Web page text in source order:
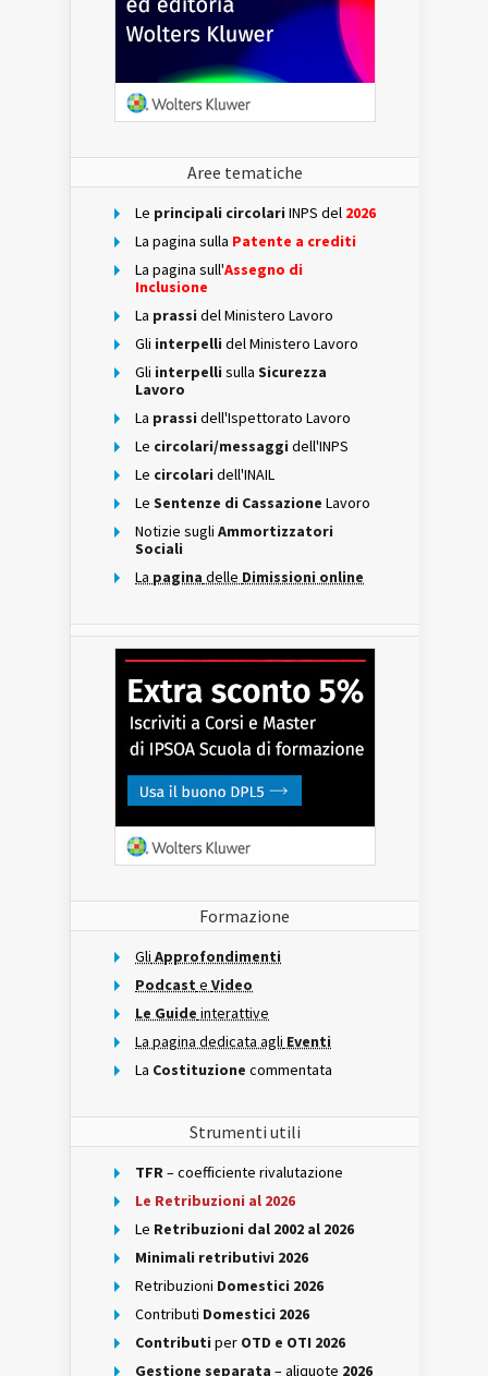
Aree tematiche
Le principali circolari INPS del 2026
La pagina sulla Patente a crediti
La pagina sull'Assegno di
Inclusione
La prassi del Ministero Lavoro
Gli interpelli del Ministero Lavoro
Gli interpelli sulla Sicurezza
Lavoro
La prassi dell'Ispettorato Lavoro
Le circolari/messaggi dell'INPS
Le circolari dell'INAIL
Le Sentenze di Cassazione Lavoro
Notizie sugli Ammortizzatori
Sociali
La pagina delle Dimissioni online
Formazione
Gli Approfondimenti
Podcast e Video
Le Guide interattive
La pagina dedicata agli Eventi
La Costituzione commentata
Strumenti utili
TFR– coefficiente rivalutazione
Le Retribuzioni al 2026
Le Retribuzioni dal 2002 al 2026
Minimali retributivi 2026
Retribuzioni Domestici 2026
Contributi Domestici 2026
Contributi per OTD e OTI 2026
Gestione separata – aliquote 2026